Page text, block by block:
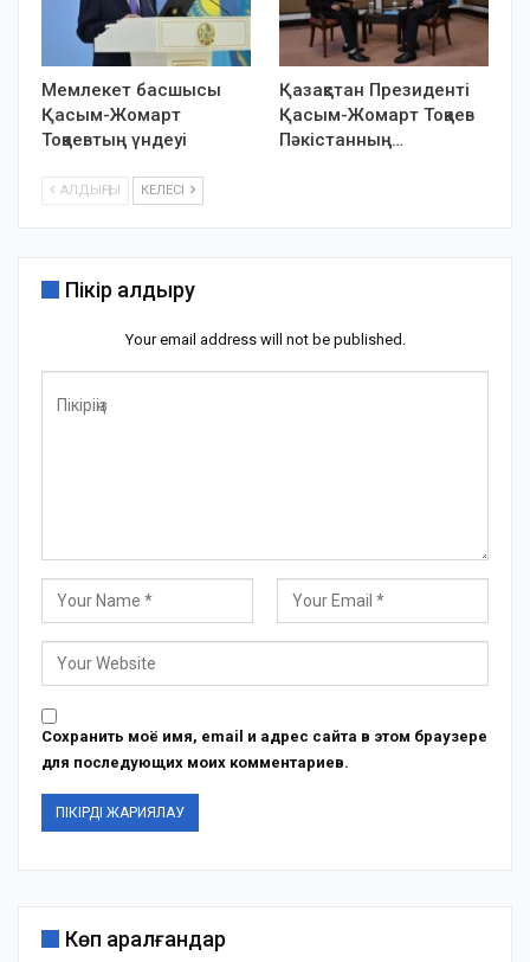
Мемлекет басшысы
Қасым-Жомарт
Тоқаевтың үндеуі
Қазақстан Президенті
Қасым-Жомарт Тоқаев
Пәкістанның…
АЛДЫҢҒЫ КЕЛЕСІ
Пікір қалдыру
Your email address will not be published.
Сохранить моё имя, email и адрес сайта в этом браузере
для последующих моих комментариев.
Көп қаралғандар